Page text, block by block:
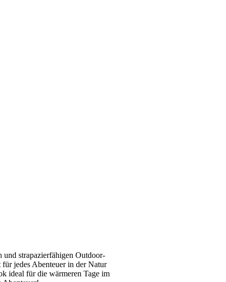
strapazierfähigen Outdoor-
jedes Abenteuer in der Natur
ideal für die wärmeren Tage im